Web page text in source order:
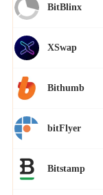
BitBlinx
XSwap
Bithumb
bitFlyer
Bitstamp